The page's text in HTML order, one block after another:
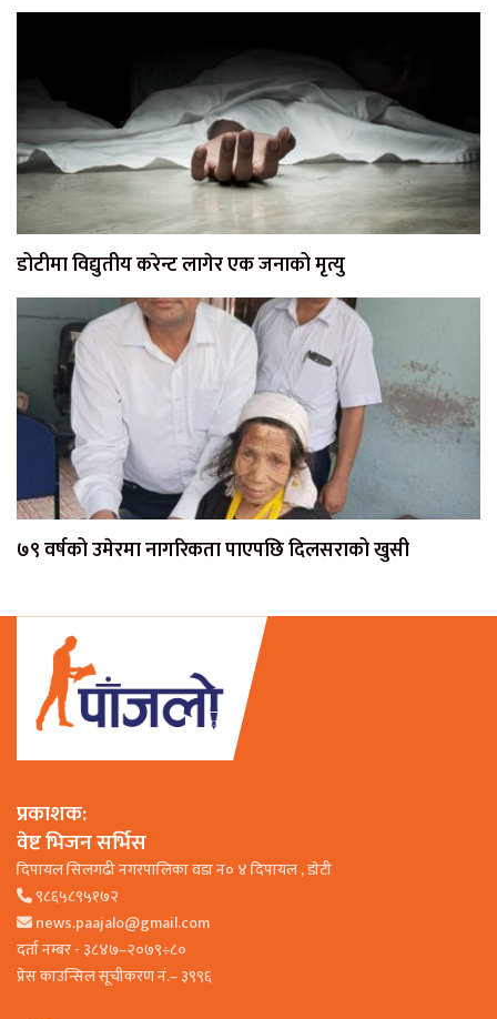
डोटीमा विद्युतीय करेन्ट लागेर एक जनाको मृत्यु
७९ वर्षको उमेरमा नागरिकता पाएपछि दिलसराको खुसी
प्रकाशक:
वेष्ट भिजन सर्भिस
दिपायल सिलगढी नगरपालिका वडा न० ४ दिपायल , डाेटी
९८६५८९५१७२
news.paajalo@gmail.com
दर्ता नम्बर - ३८४७–२०७९÷८०
प्रेस काउन्सिल सूचीकरण नं.– ३९९६